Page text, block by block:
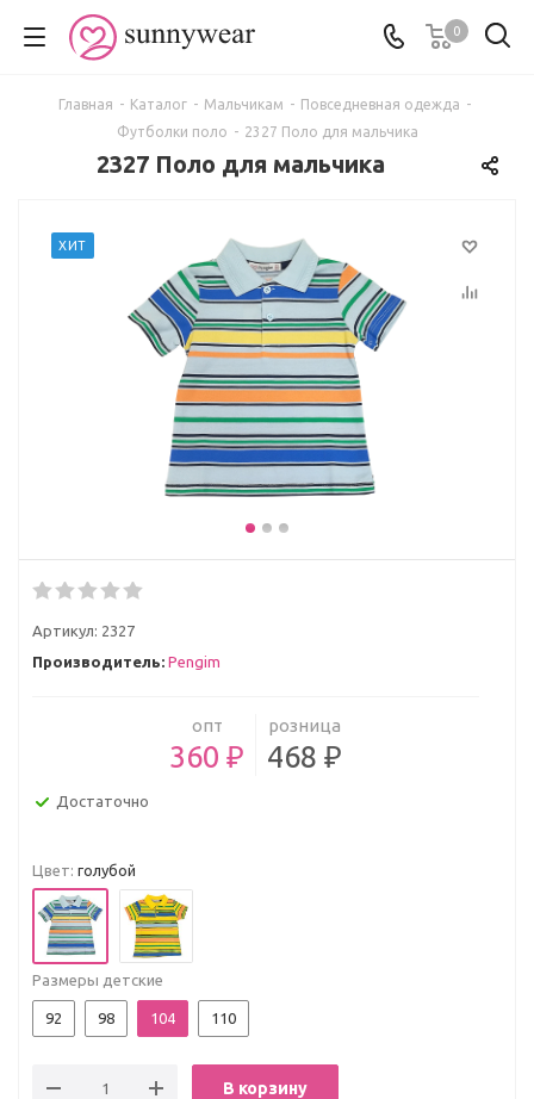
0
Главная - Каталог - Мальчикам - Повседневная одежда -
Футболки поло - 2327 Поло для мальчика
2327 Поло для мальчика
ХИТ
Артикул: 2327
Производитель: Pengim
опт
360 ₽
розница
468 ₽
Достаточно
Цвет: голубой
Размеры детские
92 98 104 110
В корзину